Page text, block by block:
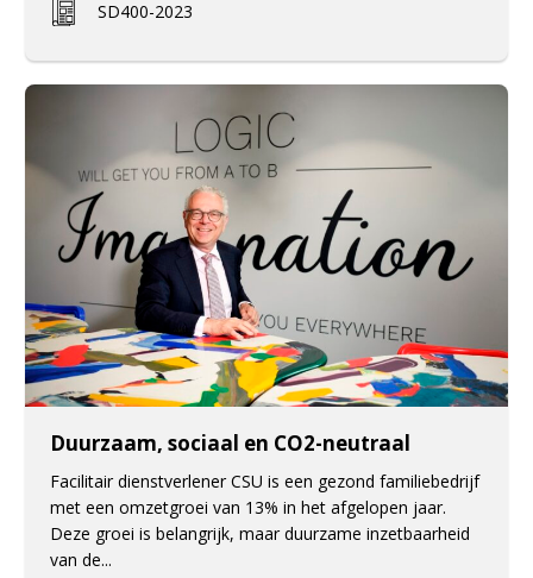
SD400-2023
Duurzaam, sociaal en CO2-neutraal
Facilitair dienstverlener CSU is een gezond familiebedrijf
met een omzetgroei van 13% in het afgelopen jaar.
Deze groei is belangrijk, maar duurzame inzetbaarheid
van de...